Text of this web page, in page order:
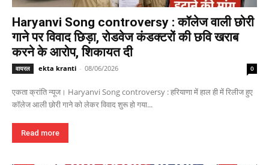
Haryanvi Song controversy : कॉलेज वाली छोरी
गाने पर विवाद छिड़ा, रोडवेज कंडक्टरों की छवि खराब
करने के आरोप, शिकायत दी
वायरल ekta kranti - 08/06/2026 0
एकता क्रांति न्यूज। Haryanvi Song controversy : हरियाणा में हाल ही में रिलीज हुए
कॉलेज आली छोरी गाने को लेकर विवाद शुरू हो गया...
Read more